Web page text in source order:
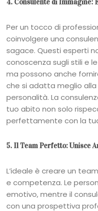
4. Consulente di Immagine:
Per un tocco di
coinvolgere una
sagace. Questi esperti
conoscenza sugli stili e
ma possono anche
che si adatta meglio
personalità. La
tuo abito non solo
perfettamente con la
5. Il Team Perfetto: Unisce
L’ideale è creare un
e competenza. Le
emotivo, mentre il
con una prospettiva